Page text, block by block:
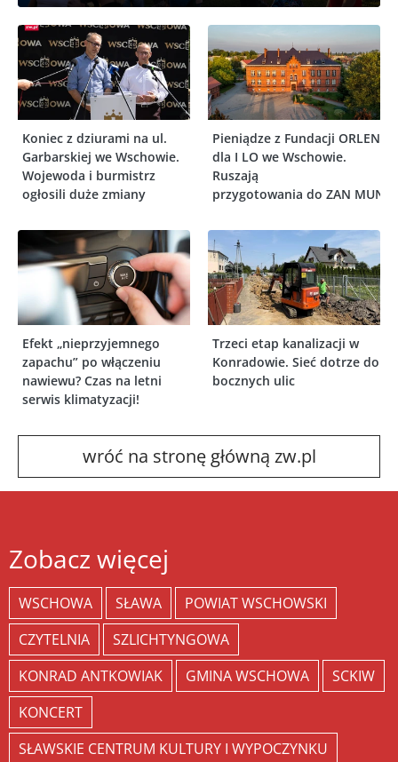
Koniec z dziurami na ul.
Garbarskiej we Wschowie.
Wojewoda i burmistrz
ogłosili duże zmiany
Pieniądze z Fundacji ORLEN
dla I LO we Wschowie.
Ruszają
przygotowania do ZAN MUN
Efekt „nieprzyjemnego
zapachu” po włączeniu
nawiewu? Czas na letni
serwis klimatyzacji!
Trzeci etap kanalizacji w
Konradowie. Sieć dotrze do
bocznych ulic
wróć na stronę główną zw.pl
Zobacz więcej
WSCHOWA SŁAWA
POWIAT WSCHOWSKI
CZYTELNIA
SZLICHTYNGOWA
KONRAD ANTKOWIAK
GMINA WSCHOWA
SCKIW
KONCERT
SŁAWSKIE CENTRUM KULTURY I WYPOCZYNKU